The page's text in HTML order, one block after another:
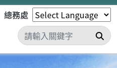
總務處
搜